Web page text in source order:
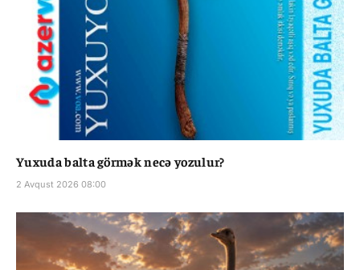
Yuxuda balta görmək necə yozulur?
2 Avqust 2026 08:00